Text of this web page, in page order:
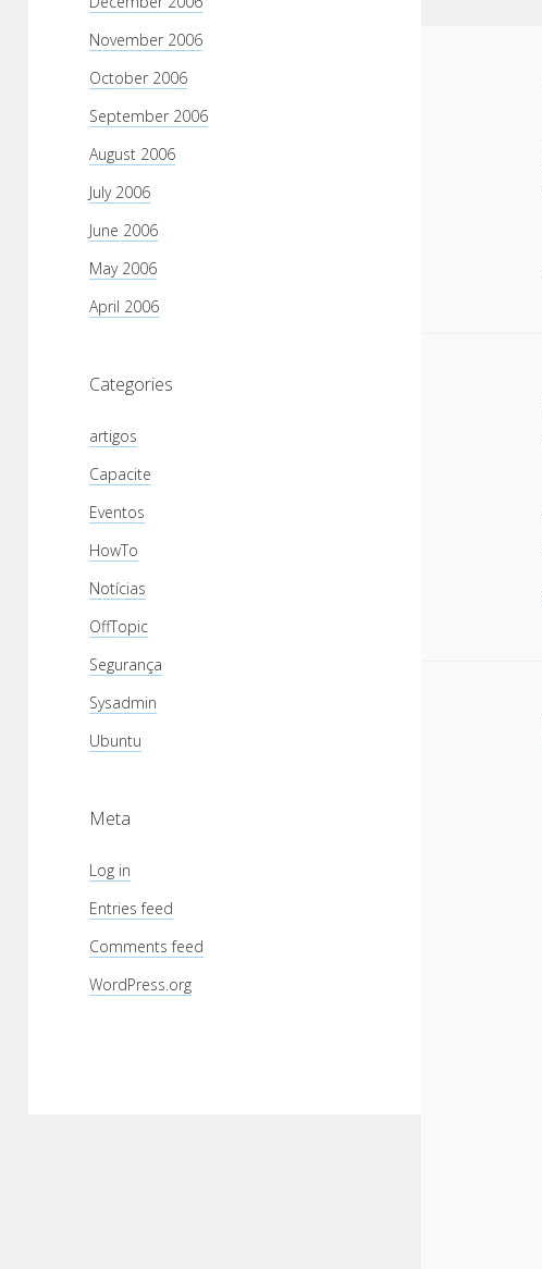
November 2006
October 2006
September 2006
August 2006
July 2006
June 2006
May 2006
April 2006
Categories
artigos
Capacite
Eventos
HowTo
Notícias
OffTopic
Segurança
Sysadmin
Ubuntu
Meta
Log in
Entries feed
Comments feed
WordPress.org